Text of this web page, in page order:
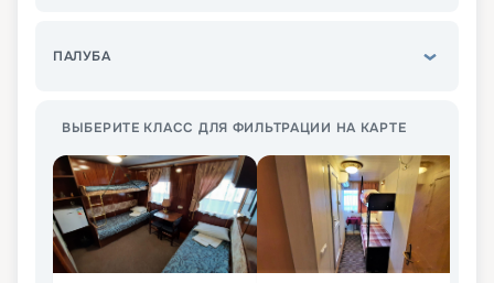
ПАЛУБА
ВЫБЕРИТЕ КЛАСС ДЛЯ ФИЛЬТРАЦИИ НА КАРТЕ